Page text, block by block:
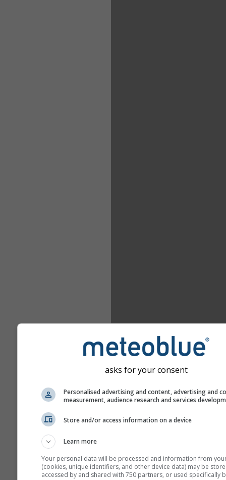
asks for your consent
Personalised advertising and content, advertising and
measurement, audience research and services
Store and/or access information on a device
Learn more
Your personal data will be processed and information from
(cookies, unique identifiers, and other device data) may be
accessed by and shared with 750 partners, or used specifically